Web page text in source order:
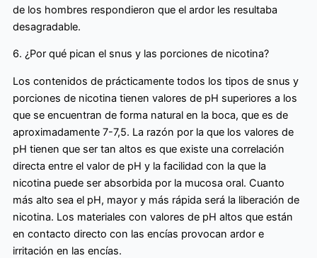
de los hombres respondieron que el ardor les resultaba
desagradable.
6. ¿Por qué pican el snus y las porciones de nicotina?
Los contenidos de prácticamente todos los tipos de snus y
porciones de nicotina tienen valores de pH superiores a los
que se encuentran de forma natural en la boca, que es de
aproximadamente 7-7,5. La razón por la que los valores de
pH tienen que ser tan altos es que existe una correlación
directa entre el valor de pH y la facilidad con la que la
nicotina puede ser absorbida por la mucosa oral. Cuanto
más alto sea el pH, mayor y más rápida será la liberación de
nicotina. Los materiales con valores de pH altos que están
en contacto directo con las encías provocan ardor e
irritación en las encías.